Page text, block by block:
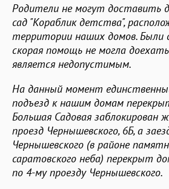
Родители не могут доставить
сад "Кораблик детства",
территории наших домов. Были
скорая помощь не могла
является недопустимым.
На данный момент
подъезд к нашим домам
Большая Садовая заблокирован
проезд Чернышевского, 6Б, а
Чернышевского (в районе
саратовского неба) перекрыт
по 4-му проезду Чернышевского.